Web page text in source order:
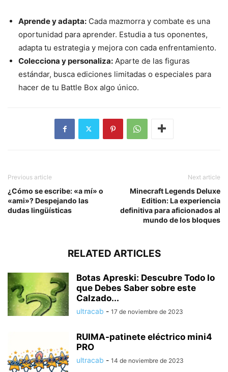
Aprende y adapta: Cada mazmorra y combate es una
oportunidad para aprender. Estudia a tus oponentes,
adapta tu estrategia y mejora con cada enfrentamiento.
Colecciona y personaliza: Aparte de las figuras
estándar, busca ediciones limitadas o especiales para
hacer de tu Battle Box algo único.
Previous article
¿Cómo se escribe: «a mí» o
«ami»? Despejando las
dudas lingüísticas
Next article
Minecraft Legends Deluxe
Edition: La experiencia
definitiva para aficionados al
mundo de los bloques
RELATED ARTICLES
Botas Apreski: Descubre Todo lo
que Debes Saber sobre este
Calzado...
ultracab - 17 de noviembre de 2023
RUIMA-patinete eléctrico mini4
PRO
ultracab - 14 de noviembre de 2023